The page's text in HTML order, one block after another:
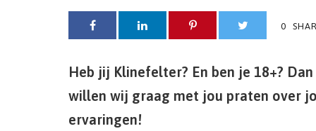
0
Heb jij Klinefelter? En ben je 18+? Dan
willen wij graag met jou praten over
ervaringen!